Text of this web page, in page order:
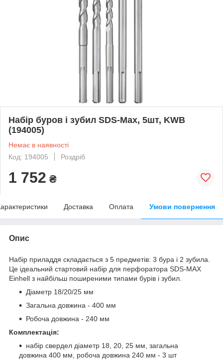
Набір буров і зубил SDS-Max, 5шт, KWB
(194005)
Немає в наявності
Код: 194005
Роздріб
1 752 ₴
Доставка Оплата Умови повернення
Опис
Набір приладдя складається з 5 предметів: 3 бура і 2 зубила.
Це ідеальний стартовий набір для перфоратора SDS-MAX
Einhell з найбільш поширеними типами бурів і зубил.
Діаметр 18/20/25 мм
Загальна довжина - 400 мм
Робоча довжина - 240 мм
Комплектація:
набір свердел діаметр 18, 20, 25 мм, загальна
довжина 400 мм, робоча довжина 240 мм - 3 шт